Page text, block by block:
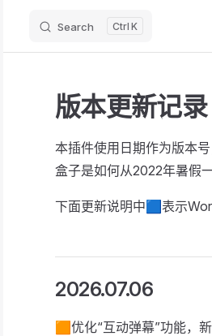
Search K
版本更新记录
本插件使用日期作为版本
盒子是如何从2022年暑假
下面更新说明中🟦表示
2026.07.06
🟧优化“互动弹幕”功能，